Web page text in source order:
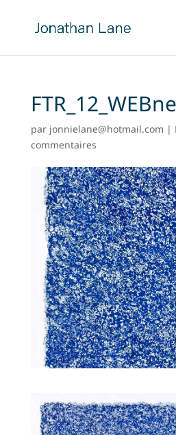
par jonnielane@hotmail.com |
commentaires